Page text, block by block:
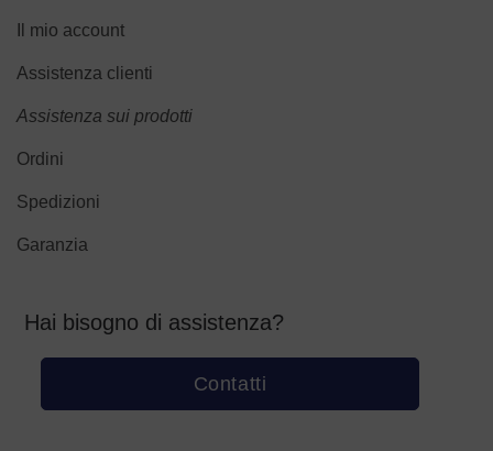
Il mio account
Assistenza clienti
Assistenza sui prodotti
Ordini
Spedizioni
Garanzia
Hai bisogno di assistenza?
Contatti